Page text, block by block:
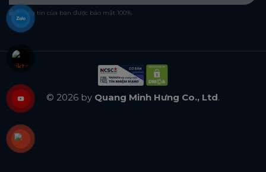
Thông tin của bạn được bảo mật 100%.
© 2026 by Quang Minh Hưng Co., Ltd.